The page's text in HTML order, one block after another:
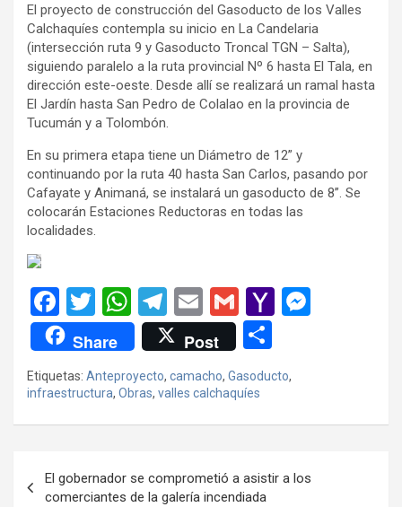
El proyecto de construcción del Gasoducto de los Valles
Calchaquíes contempla su inicio en La Candelaria
(intersección ruta 9 y Gasoducto Troncal TGN – Salta),
siguiendo paralelo a la ruta provincial Nº 6 hasta El Tala, en
dirección este-oeste. Desde allí se realizará un ramal hasta
El Jardín hasta San Pedro de Colalao en la provincia de
Tucumán y a Tolombón.
En su primera etapa tiene un Diámetro de 12” y
continuando por la ruta 40 hasta San Carlos, pasando por
Cafayate y Animaná, se instalará un gasoducto de 8”. Se
colocarán Estaciones Reductoras en todas las
localidades.
F
a
ce
b
o
k
T
wi
tt
er
W
h
at
s
A
p
T
el
e
gr
a
E
m
ail
G
m
ail
Y
o
o
ail
g
Share Post
o
m
p
tir
Etiquetas: Anteproyecto, camacho, Gasoducto,
infraestructura, Obras, valles calchaquíes
de
El gobernador se comprometió a asistir a los
comerciantes de la galería incendiada